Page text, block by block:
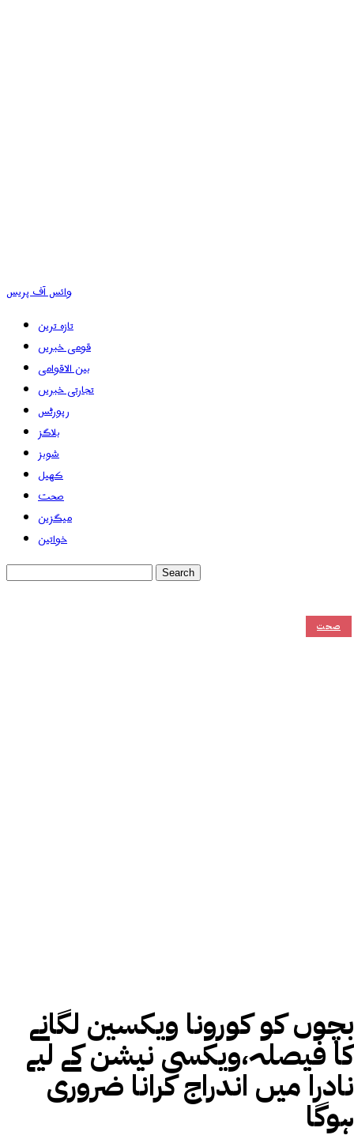
وائس آف پریس
تازہ ترین
قومی خبریں
بین الاقوامی
تجارتی خبریں
رپورٹس
بلاگز
شوبز
کھیل
صحت
میگزین
خواتین
صحت
بچوں کو کورونا ویکسین لگانے
کا فیصلہ،ویکسی نیشن کے لیے
نادرا میں اندراج کرانا ضروری
ہوگا